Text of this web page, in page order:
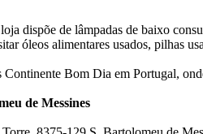
dispõe de lâmpadas de baixo
óleos alimentares usados, pilhas
Bom Dia em Portugal,
de Messines